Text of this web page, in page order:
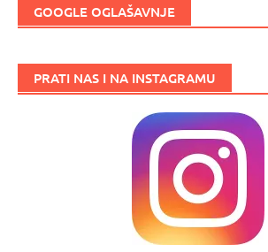
GOOGLE OGLAŠAVNJE
PRATI NAS I NA INSTAGRAMU